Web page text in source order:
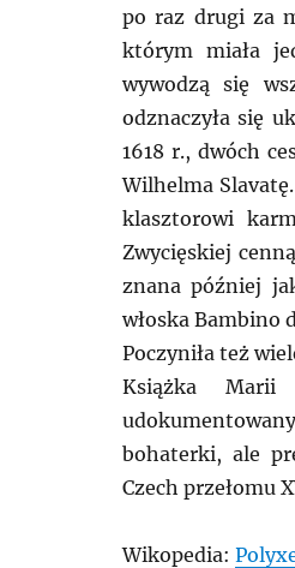
po raz drugi za
którym miała
wywodzą się
odznaczyła się
1618 r., dwóch
Wilhelma
klasztorowi
Zwycięskiej
znana później
włoska Bambino
Poczyniła też
Książka
bohaterki, ale
Czech przełomu
Wikopedia: